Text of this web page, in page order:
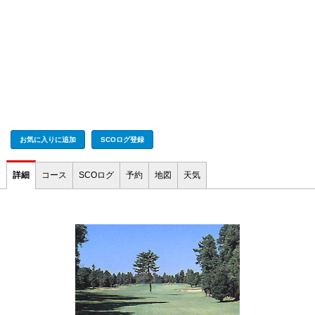
お気に入りに追加 SCOログ登録
詳細 コース SCOログ 予約 地図 天気